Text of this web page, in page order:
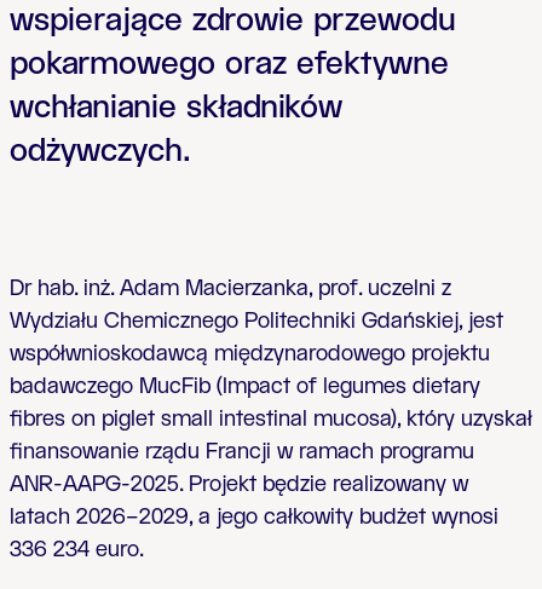
wspierające zdrowie przewodu
pokarmowego oraz efektywne
wchłanianie składników
odżywczych.
Dr hab. inż. Adam Macierzanka, prof. uczelni z
Wydziału Chemicznego Politechniki Gdańskiej, jest
współwnioskodawcą międzynarodowego projektu
badawczego MucFib (Impact of legumes dietary
fibres on piglet small intestinal mucosa), który uzyskał
finansowanie rządu Francji w ramach programu
ANR-AAPG-2025. Projekt będzie realizowany w
latach 2026–2029, a jego całkowity budżet wynosi
336 234 euro.